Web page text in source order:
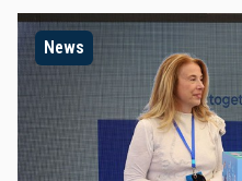
News